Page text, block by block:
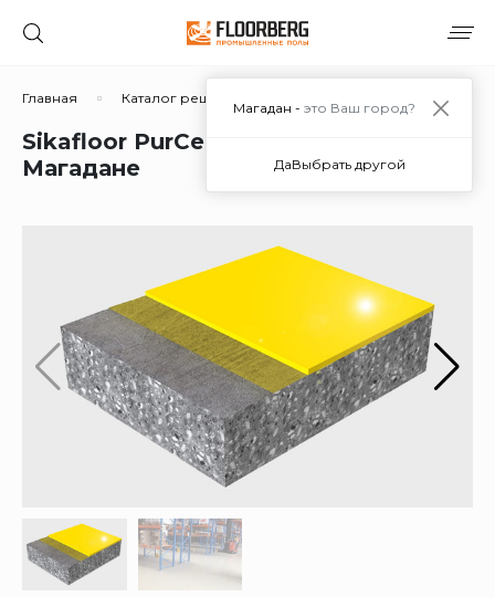
Главная Каталог решений Полимерцементные
Sikafloor PurCem HS-26 Gloss в
Магадане
Магадан - это Ваш город?
ДаВыбрать другой